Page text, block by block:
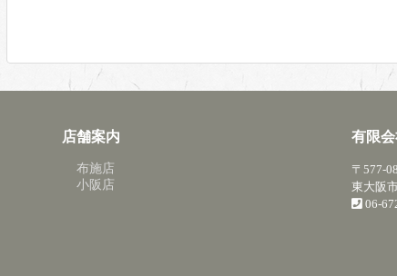
店舗案内
布施店
小阪店
有限
〒577-
東大阪
06-